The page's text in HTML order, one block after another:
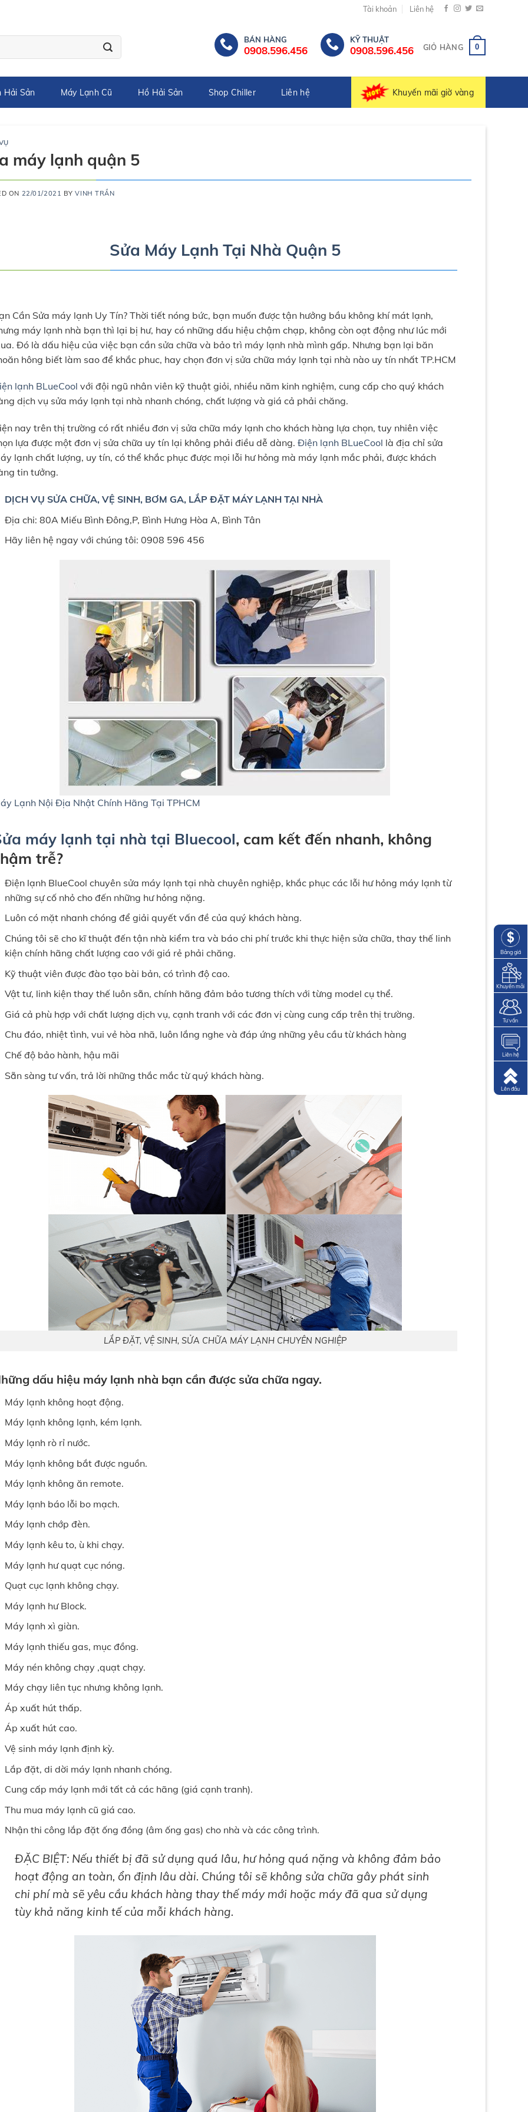
Tài khoản Liên hệ
BÁN HÀNG
0908.596.456
KỸ THUẬT
0908.596.456 GIỎ HÀNG 0
Hải Sản Máy Lạnh Cũ Hồ Hải Sản Shop Chiller Liên hệ Khuyến mãi giờ vàng
máy lạnh quận 5
ON 22/01/2021 BYVINH TRẦN
Sửa Máy Lạnh Tại Nhà Quận 5
Cần Sửa máy lạnh Uy Tín? Thời tiết nóng bức, bạn muốn được tận hưởng bầu không khí mát lạnh,
máy lạnh nhà bạn thì lại bị hư, hay có những dấu hiệu chậm chạp, không còn oạt động như lúc mới
Đó là dấu hiệu của việc bạn cần sửa chữa và bảo trì máy lạnh nhà mình gấp. Nhưng bạn lại băn
hông biết làm sao để khắc phuc, hay chọn đơn vị sửa chữa máy lạnh tại nhà nào uy tín nhất TP.HCM
lạnh BLueCool với đội ngũ nhân viên kỹ thuật giỏi, nhiều năm kinh nghiệm, cung cấp cho quý khách
dịch vụ sửa máy lạnh tại nhà nhanh chóng, chất lượng và giá cả phải chăng.
nay trên thị trường có rất nhiều đơn vị sửa chữa máy lạnh cho khách hàng lựa chọn, tuy nhiên việc
lựa được một đơn vị sửa chữa uy tín lại không phải điều dễ dàng. Điện lạnh BLueCool là địa chỉ sửa
lạnh chất lượng, uy tín, có thể khắc phục được mọi lỗi hư hỏng mà máy lạnh mắc phải, được khách
tin tưởng.
DỊCH VỤ SỬA CHỮA, VỆ SINH, BƠM GA, LẮP ĐẶT MÁY LẠNH TẠI NHÀ
Địa chi: 80A Miếu Bình Đông,P, Bình Hưng Hòa A, Bình Tân
Hãy liên hệ ngay với chúng tôi: 0908 596 456
Lạnh Nội Địa Nhật Chính Hãng Tại TPHCM
máy lạnh tại nhà tại Bluecool, cam kết đến nhanh, không
trễ?
Điện lạnh BlueCool chuyên sửa máy lạnh tại nhà chuyên nghiệp, khắc phục các lỗi hư hỏng máy lạnh từ
những sự cố nhỏ cho đến những hư hỏng nặng.
Luôn có mặt nhanh chóng để giải quyết vấn đề của quý khách hàng.
Chúng tôi sẽ cho kĩ thuật đến tận nhà kiểm tra và báo chi phí trước khi thực hiện sửa chữa, thay thế linh
kiện chính hãng chất lượng cao với giá rẻ phải chăng.
Kỹ thuật viên được đào tạo bài bản, có trình độ cao.
Vật tư, linh kiện thay thế luôn sẵn, chính hãng đảm bảo tương thích với từng model cụ thể.
Giá cả phù hợp với chất lượng dịch vụ, cạnh tranh với các đơn vị cùng cung cấp trên thị trường.
Chu đáo, nhiệt tình, vui vẻ hòa nhã, luôn lắng nghe và đáp ứng những yêu cầu từ khách hàng
Chế độ bảo hành, hậu mãi
Sẵn sàng tư vấn, trả lời những thắc mắc từ quý khách hàng.
LẮP ĐẶT, VỆ SINH, SỬA CHỮA MÁY LẠNH CHUYÊN NGHIỆP
dấu hiệu máy lạnh nhà bạn cần được sửa chữa ngay.
Máy lạnh không hoạt động.
Máy lạnh không lạnh, kém lạnh.
Máy lạnh rò rỉ nước.
Máy lạnh không bắt được nguồn.
Máy lạnh không ăn remote.
Máy lạnh báo lỗi bo mạch.
Máy lạnh chớp đèn.
Máy lạnh kêu to, ù khi chạy.
Máy lạnh hư quạt cục nóng.
Quạt cục lạnh không chạy.
Máy lạnh hư Block.
Máy lạnh xì giàn.
Máy lạnh thiếu gas, mục đồng.
Máy nén không chạy ,quạt chạy.
Máy chạy liên tục nhưng không lạnh.
Áp xuất hút thấp.
Áp xuất hút cao.
Vệ sinh máy lạnh định kỳ.
Lắp đặt, di dời máy lạnh nhanh chóng.
Cung cấp máy lạnh mới tất cả các hãng (giá cạnh tranh).
Thu mua máy lạnh cũ giá cao.
Nhận thi công lắp đặt ống đồng (âm ống gas) cho nhà và các công trình.
ĐẶC BIỆT: Nếu thiết bị đã sử dụng quá lâu, hư hỏng quá nặng và không đảm bảo
hoạt động an toàn, ổn định lâu dài. Chúng tôi sẽ không sửa chữa gây phát sinh
chi phí mà sẽ yêu cầu khách hàng thay thế máy mới hoặc máy đã qua sử dụng
tùy khả năng kinh tế của mỗi khách hàng.
Bảng giá
Khuyến mãi
Tư vấn
Liên hệ
Lên đầu